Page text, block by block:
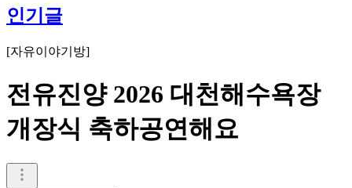
인기글
[자유이야기방]
전유진양 2026 대천해수욕장
개장식 축하공연해요